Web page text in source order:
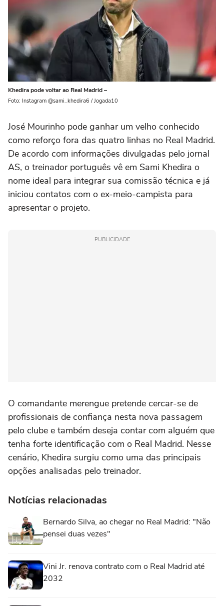
Khedira pode voltar ao Real Madrid –
Foto: Instagram @sami_khedira6 / Jogada10
José Mourinho pode ganhar um velho conhecido
como reforço fora das quatro linhas no Real Madrid.
De acordo com informações divulgadas pelo jornal
AS, o treinador português vê em Sami Khedira o
nome ideal para integrar sua comissão técnica e já
iniciou contatos com o ex-meio-campista para
apresentar o projeto.
PUBLICIDADE
O comandante merengue pretende cercar-se de
profissionais de confiança nesta nova passagem
pelo clube e também deseja contar com alguém que
tenha forte identificação com o Real Madrid. Nesse
cenário, Khedira surgiu como uma das principais
opções analisadas pelo treinador.
Notícias relacionadas
Bernardo Silva, ao chegar no Real Madrid: "Não
pensei duas vezes"
Vini Jr. renova contrato com o Real Madrid até
2032